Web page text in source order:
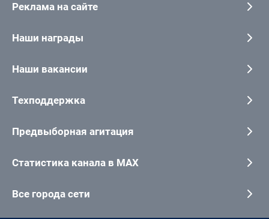
Реклама на сайте
Наши награды
Наши вакансии
Техподдержка
Предвыборная агитация
Статистика канала в MAX
Все города сети